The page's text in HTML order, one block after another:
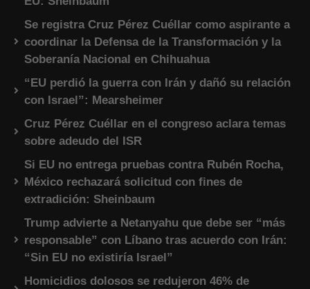
Se registra Cruz Pérez Cuéllar como aspirante a
coordinar la Defensa de la Transformación y la
Soberanía Nacional en Chihuahua
“EU perdió la guerra con Irán y dañó su relación
con Israel”: Mearsheimer
Cruz Pérez Cuéllar en el congreso aclara temas
sobre adeudo del ISR
Si EU no entrega pruebas contra Rubén Rocha,
México rechazará solicitud con fines de
extradición: Sheinbaum
Trump advierte a Netanyahu que debe ser “más
responsable” con Líbano tras acuerdo con Irán:
“Sin EU no existiría Israel”
Homicidios dolosos se redujeron 46% de